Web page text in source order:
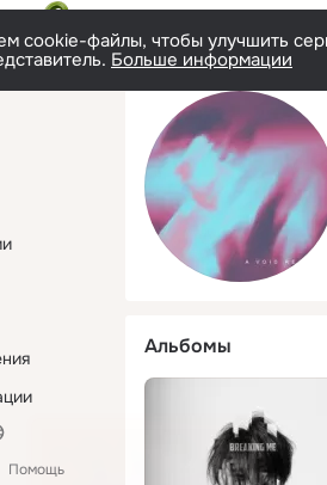
cookie-файлы, чтобы улучшить
Больше информации
Помощь
Альбомы